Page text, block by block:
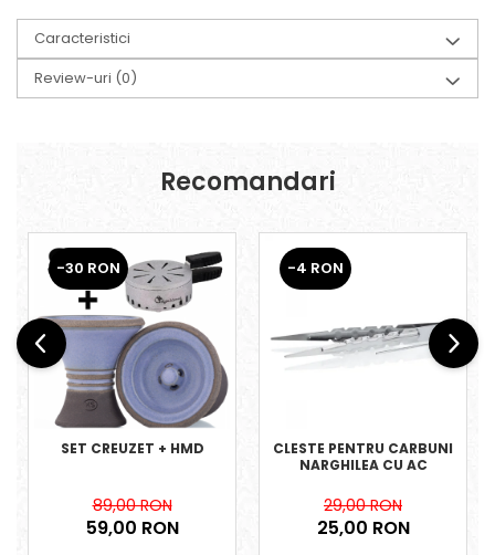
Caracteristici
Review-uri (0)
Recomandari
-30 RON
SET CREUZET + HMD
89,00 RON
59,00 RON
-4 RON
CLESTE PENTRU CARBUNI
NARGHILEA CU AC
29,00 RON
25,00 RON